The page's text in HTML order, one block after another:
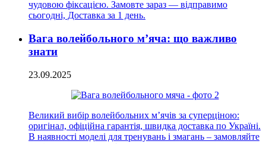
чудовою фіксацією. Замовте зараз — відправимо
сьогодні, Доставка за 1 день.
Вага волейбольного м’яча: що важливо
знати
23.09.2025
Великий вибір волейбольних м’ячів за суперціною:
оригінал, офіційна гарантія, швидка доставка по Україні.
В наявності моделі для тренувань і змагань – замовляйте